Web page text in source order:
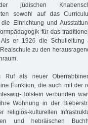
jüdischen
sowohl auf das
Einrichtung und
für das
Als er 1926 die Schulleitung
zu den
Ruf als neuer
Funktion, die auch mit der
Holstein verbunden
Wohnung in der
religiös-kulturellen
und hebräischen